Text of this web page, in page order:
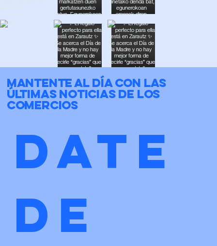
Mantente al día con las
últimas noticias de los
comercios
Date
de